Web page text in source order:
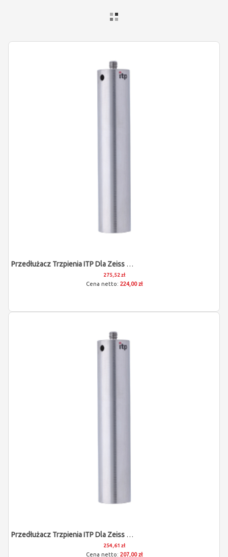
Przedłużacz Trzpienia ITP Dla Zeiss 602030-9058-000
275,52 zł
224,00 zł
Przedłużacz Trzpienia ITP Dla Zeiss 602030-9054-000
254,61 zł
207,00 zł